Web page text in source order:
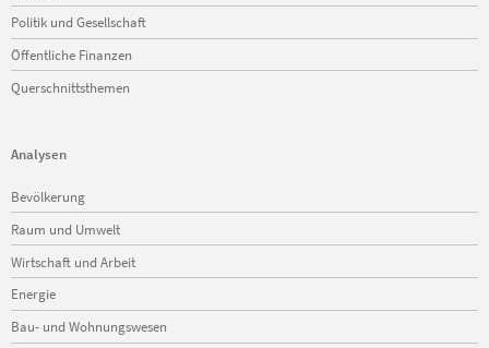
Politik und Gesellschaft
Öffentliche Finanzen
Querschnittsthemen
Analysen
Navigation
überspringen
Bevölkerung
Raum und Umwelt
Wirtschaft und Arbeit
Energie
Bau- und Wohnungswesen